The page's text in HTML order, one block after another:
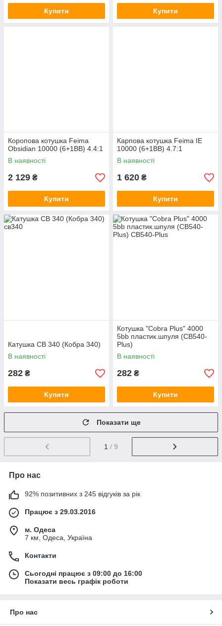
Купити Купити
Коропова котушка Feima
Obsidian 10000 (6+1BB) 4.4:1
В наявності
2 129 ₴
Купити
Карпова котушка Feima IE
10000 (6+1BB) 4.7:1
В наявності
1 620 ₴
Купити
Катушка СВ 340 (Кобра 340)
В наявності
282 ₴
Купити
Котушка "Cobra Plus" 4000
5bb пластик.шпуля (CB540-
Plus)
В наявності
282 ₴
Купити
Показати ще
1 / 9
Про нас
92% позитивних з 245 відгуків за рік
Працює з 29.03.2016
м. Одеса
7 км, Одеса, Україна
Контакти
Сьогодні працює з 09:00 до 16:00
Показати весь графік роботи
Про нас